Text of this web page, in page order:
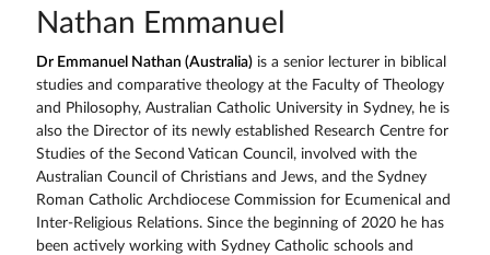
Nathan Emmanuel
Dr Emmanuel Nathan (Australia)is a senior lecturer in biblical
studies and comparative theology at the Faculty of Theology
and Philosophy, Australian Catholic University in Sydney, he is
also the Director of its newly established Research Centre for
Studies of the Second Vatican Council, involved with the
Australian Council of Christians and Jews, and the Sydney
Roman Catholic Archdiocese Commission for Ecumenical and
Inter-Religious Relations. Since the beginning of 2020 he has
been actively working with Sydney Catholic schools and